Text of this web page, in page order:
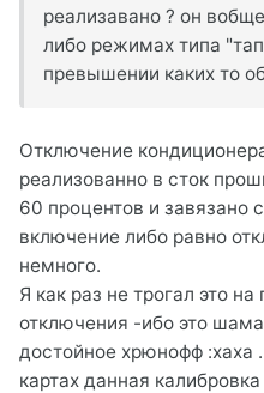
реализавано ? он
либо режимах типа
превышении каких то
Отключение
реализованно в сток
60 процентов и завязано
включение либо равно
немного.
Я как раз не трогал это
отключения -ибо это
достойное хрюнофф :xaxa
картах данная